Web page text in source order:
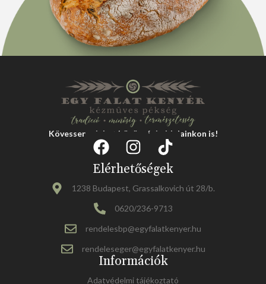
Kövessen minket közösségi oldalainkon is!
Elérhetőségek
1238 Budapest, Grassalkovich út 28/b.
0620/236-9713
rendelesbp@egyfalatkenyer.hu
rendeleseger@egyfalatkenyer.hu
Információk
Adatvédelmi tájékoztató